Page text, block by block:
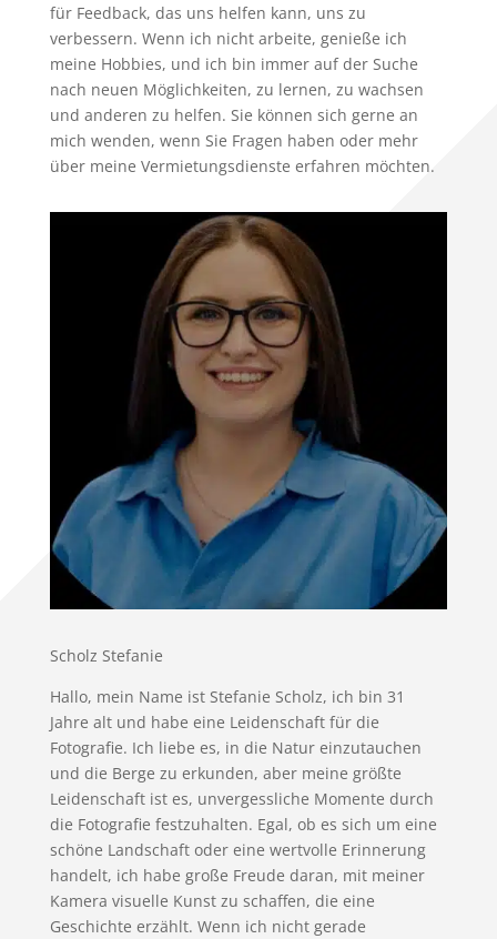
für Feedback, das uns helfen kann, uns zu
verbessern. Wenn ich nicht arbeite, genieße ich
meine Hobbies, und ich bin immer auf der Suche
nach neuen Möglichkeiten, zu lernen, zu wachsen
und anderen zu helfen. Sie können sich gerne an
mich wenden, wenn Sie Fragen haben oder mehr
über meine Vermietungsdienste erfahren möchten.
Scholz Stefanie
Hallo, mein Name ist Stefanie Scholz, ich bin 31
Jahre alt und habe eine Leidenschaft für die
Fotografie. Ich liebe es, in die Natur einzutauchen
und die Berge zu erkunden, aber meine größte
Leidenschaft ist es, unvergessliche Momente durch
die Fotografie festzuhalten. Egal, ob es sich um eine
schöne Landschaft oder eine wertvolle Erinnerung
handelt, ich habe große Freude daran, mit meiner
Kamera visuelle Kunst zu schaffen, die eine
Geschichte erzählt. Wenn ich nicht gerade